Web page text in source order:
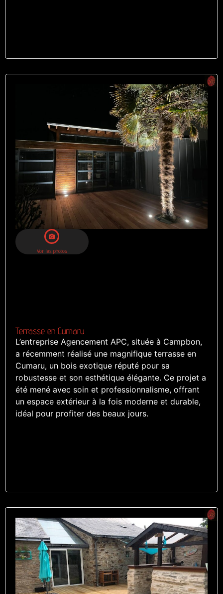
Voir les photos
Terrasse en Cumaru
L’entreprise Agencement APC, située à Campbon,
a récemment réalisé une magnifique terrasse en
Cumaru, un bois exotique réputé pour sa
robustesse et son esthétique élégante. Ce projet a
été mené avec soin et professionnalisme, offrant
un espace extérieur à la fois moderne et durable,
idéal pour profiter des beaux jours.